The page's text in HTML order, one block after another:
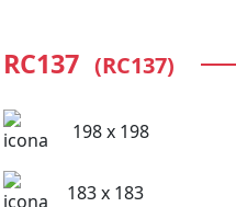
RC137 (RC137)
198 x 198
183 x 183